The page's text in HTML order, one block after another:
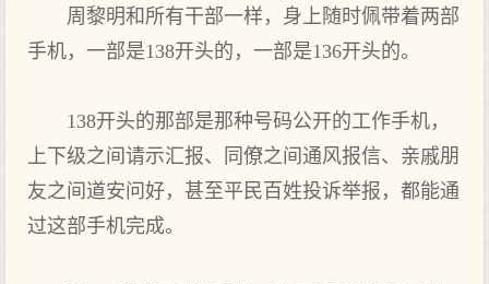
周黎明和所有干部一样，身上随时佩带着两部
手机，一部是138开头的，一部是136开头的。
138开头的那部是那种号码公开的工作手机，
上下级之间请示汇报、同僚之间通风报信、亲戚朋
友之间道安问好，甚至平民百姓投诉举报，都能通
过这部手机完成。